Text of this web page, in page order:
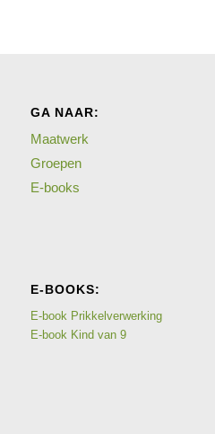
GA NAAR:
Maatwerk
Groepen
E-books
E-BOOKS:
E-book Prikkelverwerking
E-book Kind van 9